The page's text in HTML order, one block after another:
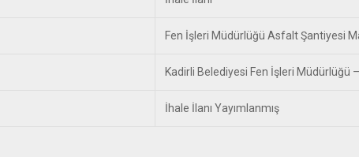
Fen İşleri Müdürlüğü Asfalt Şantiyesi
Kadirli Belediyesi Fen İşleri Müdürlüğü
İhale İlanı Yayımlanmış